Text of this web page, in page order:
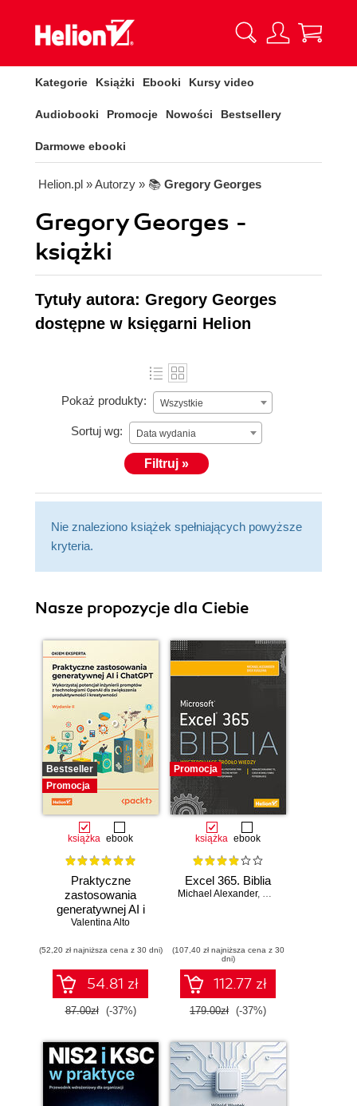
Kategorie Książki Ebooki Kursy video
Audiobooki Promocje Nowości Bestsellery
Darmowe ebooki
Helion.pl » Autorzy » 📚 Gregory Georges
Gregory Georges -
książki
Tytuły autora: Gregory Georges
dostępne w księgarni Helion
Pokaż produkty: Wszystkie
Sortuj wg: Data wydania
Filtruj »
Nie znaleziono książek spełniających powyższe
kryteria.
Nasze propozycje dla Ciebie
Bestseller
Promocja
książka ebook
Praktyczne
zastosowania
generatywnej AI i
ChatGPT.
potencjał inżynierii
promptów z
technologiami
OpenAI dla
zwiększenia
kreatywności.
Wydanie II
Valentina Alto
(52,20 zł najniższa cena z 30 dni)
54.81 zł
87.00zł (-37%)
Promocja
książka ebook
Excel 365. Biblia
Michael Alexander, Dick Kusleika
(107,40 zł najniższa cena z 30
dni)
112.77 zł
179.00zł (-37%)